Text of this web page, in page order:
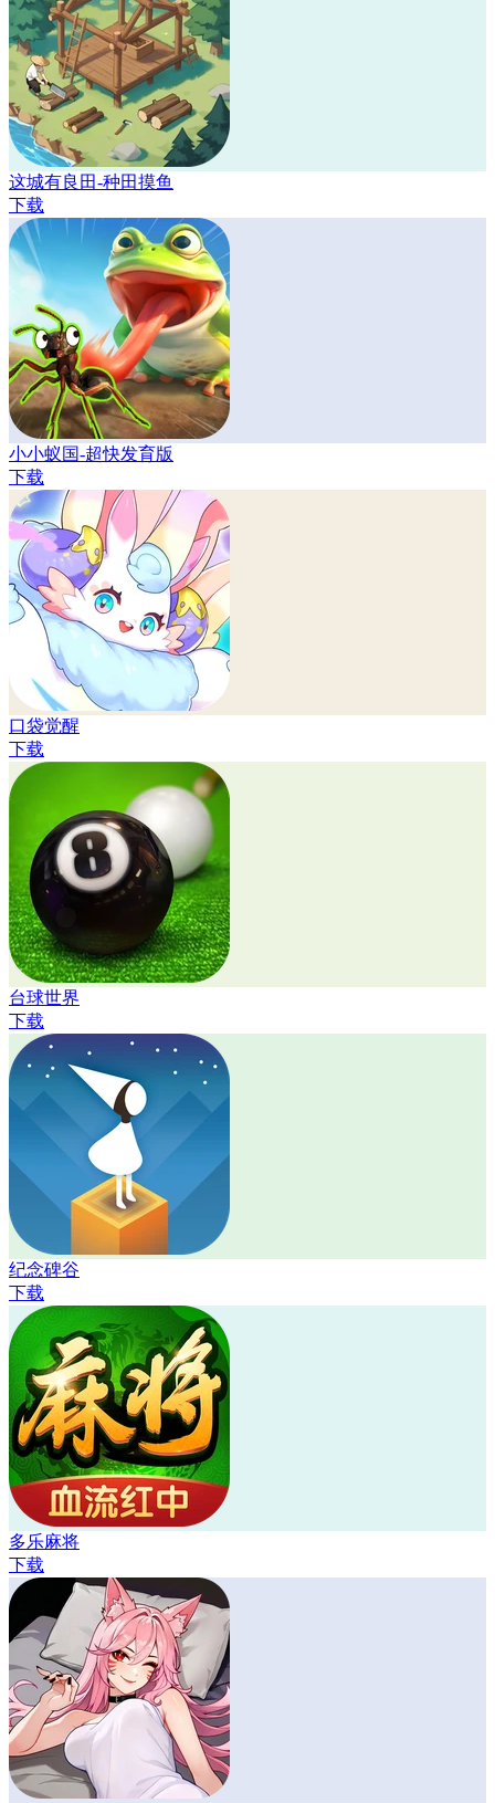
这城有良田-种田摸鱼
下载
小小蚁国-超快发育版
下载
口袋觉醒
下载
台球世界
下载
纪念碑谷
下载
多乐麻将
下载